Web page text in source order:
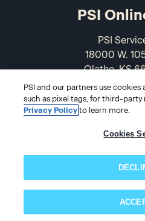
PSI
PSI
18000 W.
Olathe, KS
USA
866-
PSI and our partners use
such as pixel tags, for third-party
Privacy Policyto learn more.
Cookies